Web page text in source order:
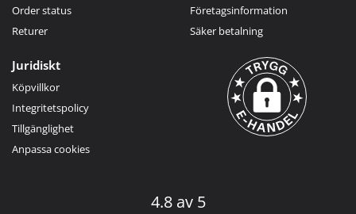
Order status
Returer
Företagsinformation
Säker betalning
Juridiskt
Köpvillkor
Integritetspolicy
Tillgänglighet
Anpassa cookies
4.8 av 5